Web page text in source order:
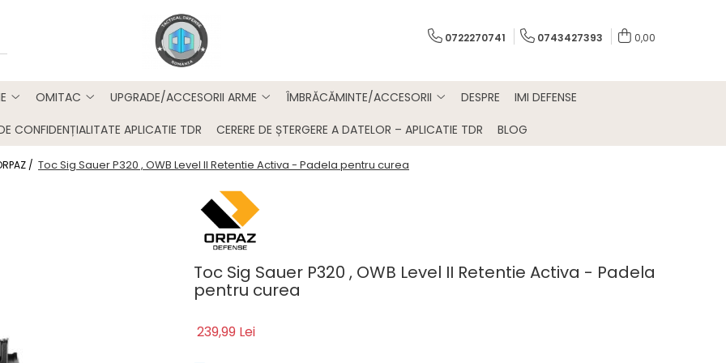
0722270741 0743427393 0,00
OMITAC UPGRADE/ACCESORII ARME ÎMBRĂCĂMINTE/ACCESORII DESPRE
IMI DEFENSE
CONFIDENȚIALITATE APLICATIE TDR CERERE DE ȘTERGERE A DATELOR – APLICATIE TDR BLOG
/ Toc Sig Sauer P320 , OWB Level II Retentie Activa - Padela pentru curea
Toc Sig Sauer P320 , OWB Level II Retentie Activa - Padela
pentru curea
239,99 Lei